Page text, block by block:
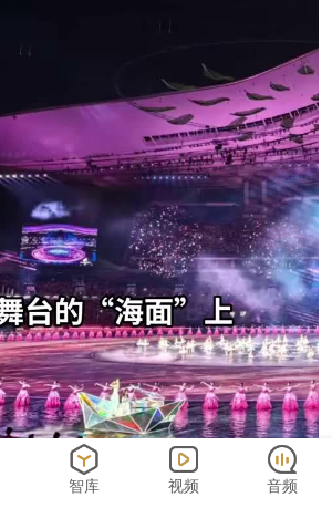
智库 视频 音频